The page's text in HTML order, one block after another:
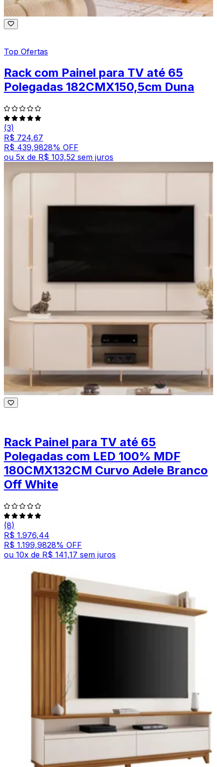
Top Ofertas
Rack com Painel para TV até 65
Polegadas 182CMX150,5cm Duna
(3)
R$ 724,67
R$ 439,9828% OFF
ou 5x de R$ 103,52 sem juros
Rack Painel para TV até 65
Polegadas com LED 100% MDF
180CMX132CM Curvo Adele Branco
Off White
(8)
R$ 1.976,44
R$ 1.199,9828% OFF
ou 10x de R$ 141,17 sem juros